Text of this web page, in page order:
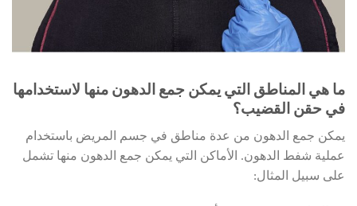
ما هي المناطق التي يمكن جمع الدهون منها لاستخدامها
في حقن القضيب؟
يمكن جمع الدهون من عدة مناطق في جسم المريض باستخدام
عملية شفط الدهون. الأماكن التي يمكن جمع الدهون منها تشمل
على سبيل المثال: